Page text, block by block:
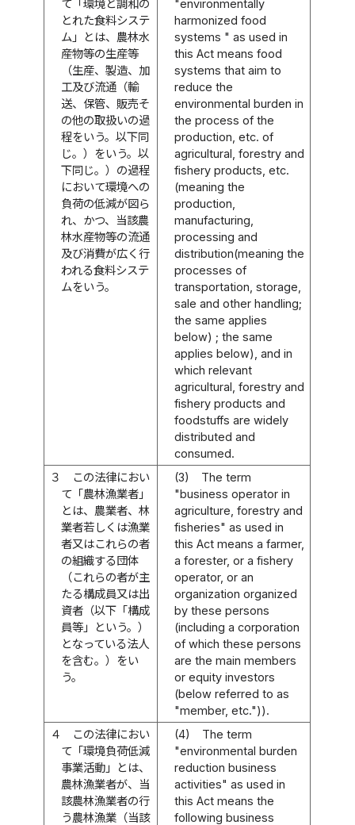
て「環境と調和の
とれた食料システ
ム」とは、農林水
産物等の生産等
（生産、製造、加
工及び流通（輸
送、保管、販売そ
の他の取扱いの過
程をいう。以下同
じ。）をいう。以
下同じ。）の過程
において環境への
負荷の低減が図ら
れ、かつ、当該農
林水産物等の流通
及び消費が広く行
われる食料システ
ムをいう。
"environmentally
harmonized food
systems " as used in
this Act means food
systems that aim to
reduce the
environmental burden in
the process of the
production, etc. of
agricultural, forestry and
fishery products, etc.
(meaning the
production,
manufacturing,
processing and
distribution(meaning the
processes of
transportation, storage,
sale and other handling;
the same applies
below) ; the same
applies below), and in
which relevant
agricultural, forestry and
fishery products and
foodstuffs are widely
distributed and
consumed.
３
この法律におい
て「農林漁業者」
とは、農業者、林
業者若しくは漁業
者又はこれらの者
の組織する団体
（これらの者が主
たる構成員又は出
資者（以下「構成
員等」という。）
となっている法人
を含む。）をい
う。
(3)
The term
"business operator in
agriculture, forestry and
fisheries" as used in
this Act means a farmer,
a forester, or a fishery
operator, or an
organization organized
by these persons
(including a corporation
of which these persons
are the main members
or equity investors
(below referred to as
"member, etc.")).
４
この法律におい
て「環境負荷低減
事業活動」とは、
農林漁業者が、当
該農林漁業者の行
う農林漁業（当該
(4)
The term
"environmental burden
reduction business
activities" as used in
this Act means the
following business